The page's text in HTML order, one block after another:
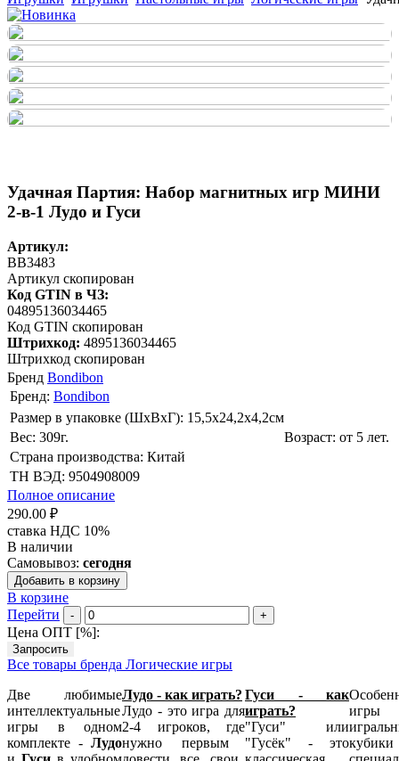
Удачная Партия: Набор магнитных игр МИНИ
2-в-1 Лудо и Гуси
Артикул:
BB3483
Артикул скопирован
Код GTIN в ЧЗ:
04895136034465
Код GTIN скопирован
Штрихкод: 4895136034465
Штрихкод скопирован
Бренд Bondibon
Бренд: Bondibon
Размер в упаковке (ШхВxГ): 15,5х24,2х4,2cм
Вес: 309г.
Возраст: от 5 лет.
Страна производства: Китай
ТН ВЭД: 9504908009
Полное описание
290.00 ₽
ставка НДС 10%
В наличии
Самовывоз: сегодня
Добавить в корзину
В корзине
Перейти
- +
Цена ОПТ [%]:
Запросить
Все товары бренда Логические игры
Две любимые
интеллектуальные
игры в одном
комплекте - Лудо
Лудо - как играть?
Лудо - это игра для
2-4 игроков, где
нужно первым
Гуси - как
играть?
"Гуси" или
"Гусёк" - этокубики